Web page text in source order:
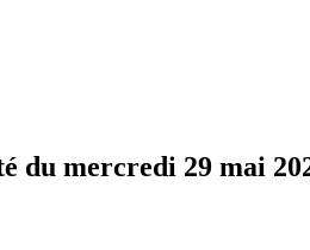
du mercredi 29 mai